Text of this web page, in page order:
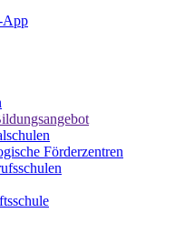
App
Förderzentren